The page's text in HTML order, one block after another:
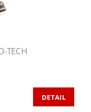
TECH
DETAIL